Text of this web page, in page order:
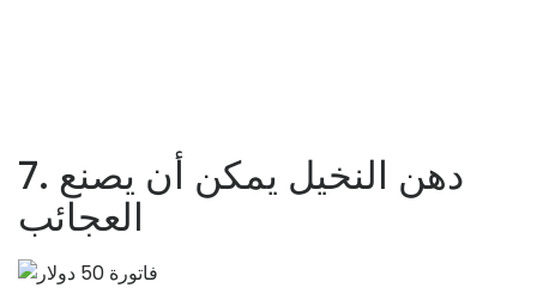
7. دهن النخيل يمكن أن يصنع
العجائب